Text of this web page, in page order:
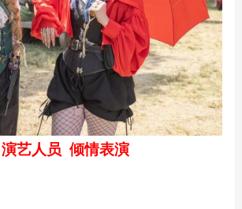
演艺人员 倾情表演